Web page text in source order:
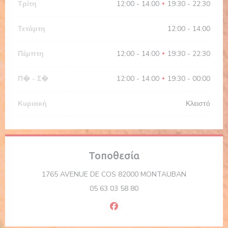
Τρίτη 12:00 - 14:00 • 19:30 - 22:30
Τετάρτη 12:00 - 14:00
Πέμπτη 12:00 - 14:00 • 19:30 - 22:30
Π� - Σ� 12:00 - 14:00 • 19:30 - 00:00
Κυριακή Κλειστό
Τοποθεσία
1765 AVENUE DE COS 82000 MONTAUBAN
05 63 03 58 80
Facebook ((ανοίγει σε νέο